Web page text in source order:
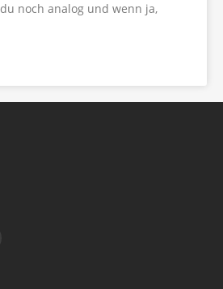
noch analog und wenn ja,